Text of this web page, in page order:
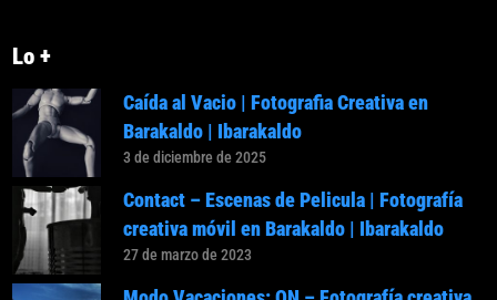
Lo +
Caída al Vacio | Fotografia Creativa en
Barakaldo | Ibarakaldo
3 de diciembre de 2025
Contact – Escenas de Pelicula | Fotografía
creativa móvil en Barakaldo | Ibarakaldo
27 de marzo de 2023